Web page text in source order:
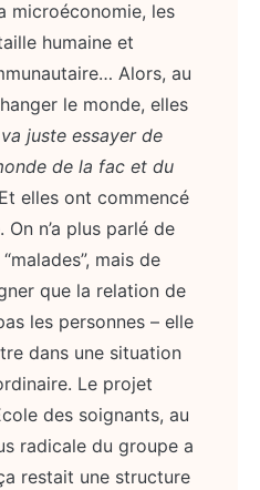
microéconomie, les
humaine et
Alors, au
le monde, elles
juste essayer de
de la fac et du
elles ont commencé
n’a plus parlé de
mais de
que la relation de
les personnes – elle
dans une situation
Le projet
des soignants, au
radicale du groupe a
restait une structure